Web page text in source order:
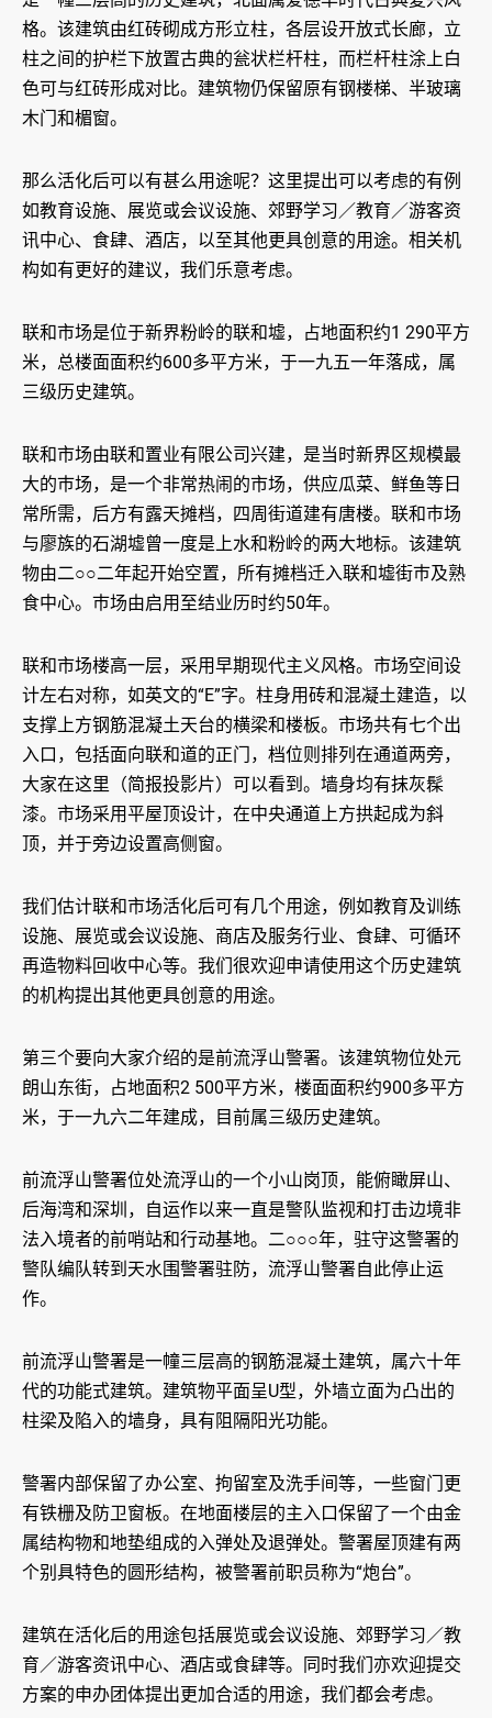
格。该建筑由红砖砌成方形立柱，各层设开放式长廊，立
柱之间的护栏下放置古典的瓮状栏杆柱，而栏杆柱涂上白
色可与红砖形成对比。建筑物仍保留原有钢楼梯、半玻璃
木门和楣窗。
那么活化后可以有甚么用途呢？这里提出可以考虑的有例
如教育设施、展览或会议设施、郊野学习／教育／游客资
讯中心、食肆、酒店，以至其他更具创意的用途。相关机
构如有更好的建议，我们乐意考虑。
联和市场是位于新界粉岭的联和墟，占地面积约1 290平方
米，总楼面面积约600多平方米，于一九五一年落成，属
三级历史建筑。
联和市场由联和置业有限公司兴建，是当时新界区规模最
大的巿场，是一个非常热闹的市场，供应瓜菜、鲜鱼等日
常所需，后方有露天摊档，四周街道建有唐楼。联和巿场
与廖族的石湖墟曾一度是上水和粉岭的两大地标。该建筑
物由二○○二年起开始空置，所有摊档迁入联和墟街巿及熟
食中心。巿场由启用至结业历时约50年。
联和市场楼高一层，采用早期现代主义风格。市场空间设
计左右对称，如英文的“E”字。柱身用砖和混凝土建造，以
支撑上方钢筋混凝土天台的横梁和楼板。市场共有七个出
入口，包括面向联和道的正门，档位则排列在通道两旁，
大家在这里（简报投影片）可以看到。墙身均有抹灰髹
漆。市场采用平屋顶设计，在中央通道上方拱起成为斜
顶，并于旁边设置高侧窗。
我们估计联和市场活化后可有几个用途，例如教育及训练
设施、展览或会议设施、商店及服务行业、食肆、可循环
再造物料回收中心等。我们很欢迎申请使用这个历史建筑
的机构提出其他更具创意的用途。
第三个要向大家介绍的是前流浮山警署。该建筑物位处元
朗山东街，占地面积2 500平方米，楼面面积约900多平方
米，于一九六二年建成，目前属三级历史建筑。
前流浮山警署位处流浮山的一个小山岗顶，能俯瞰屏山、
后海湾和深圳，自运作以来一直是警队监视和打击边境非
法入境者的前哨站和行动基地。二○○○年，驻守这警署的
警队编队转到天水围警署驻防，流浮山警署自此停止运
作。
前流浮山警署是一幢三层高的钢筋混凝土建筑，属六十年
代的功能式建筑。建筑物平面呈U型，外墙立面为凸出的
柱梁及陷入的墙身，具有阻隔阳光功能。
警署内部保留了办公室、拘留室及洗手间等，一些窗门更
有铁栅及防卫窗板。在地面楼层的主入口保留了一个由金
属结构物和地垫组成的入弹处及退弹处。警署屋顶建有两
个别具特色的圆形结构，被警署前职员称为“炮台”。
建筑在活化后的用途包括展览或会议设施、郊野学习／教
育／游客资讯中心、酒店或食肆等。同时我们亦欢迎提交
方案的申办团体提出更加合适的用途，我们都会考虑。